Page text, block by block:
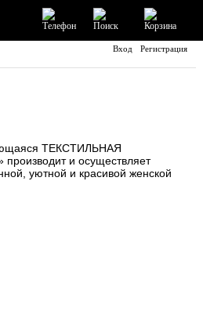
Вход Регистрация
ТЕКСТИЛЬНАЯ
и осуществляет
уютной и красивой женской